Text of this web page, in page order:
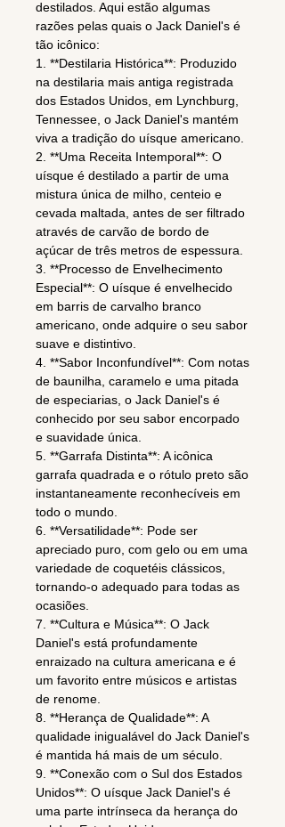
destilados. Aqui estão algumas
razões pelas quais o Jack Daniel's é
tão icônico:
1. **Destilaria Histórica**: Produzido
na destilaria mais antiga registrada
dos Estados Unidos, em Lynchburg,
Tennessee, o Jack Daniel's mantém
viva a tradição do uísque americano.
2. **Uma Receita Intemporal**: O
uísque é destilado a partir de uma
mistura única de milho, centeio e
cevada maltada, antes de ser filtrado
através de carvão de bordo de
açúcar de três metros de espessura.
3. **Processo de Envelhecimento
Especial**: O uísque é envelhecido
em barris de carvalho branco
americano, onde adquire o seu sabor
suave e distintivo.
4. **Sabor Inconfundível**: Com notas
de baunilha, caramelo e uma pitada
de especiarias, o Jack Daniel's é
conhecido por seu sabor encorpado
e suavidade única.
5. **Garrafa Distinta**: A icônica
garrafa quadrada e o rótulo preto são
instantaneamente reconhecíveis em
todo o mundo.
6. **Versatilidade**: Pode ser
apreciado puro, com gelo ou em uma
variedade de coquetéis clássicos,
tornando-o adequado para todas as
ocasiões.
7. **Cultura e Música**: O Jack
Daniel's está profundamente
enraizado na cultura americana e é
um favorito entre músicos e artistas
de renome.
8. **Herança de Qualidade**: A
qualidade inigualável do Jack Daniel's
é mantida há mais de um século.
9. **Conexão com o Sul dos Estados
Unidos**: O uísque Jack Daniel's é
uma parte intrínseca da herança do